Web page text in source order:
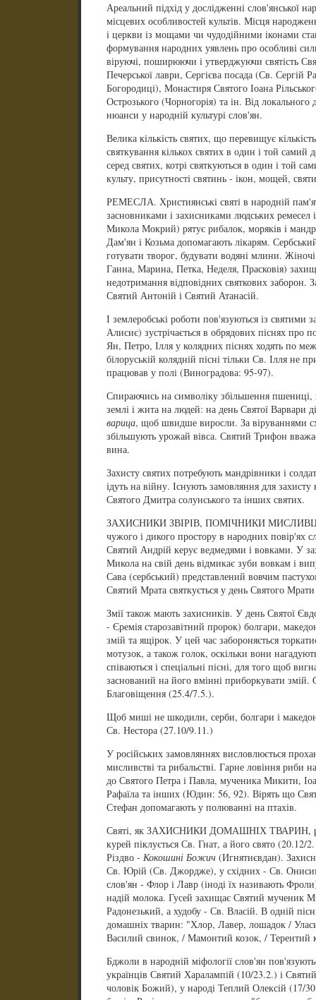
Ареальний підхід у дослідженні слов'янської
місцевих особливостей культів. Місця
і церкви із мощами чи чудодійними іконами
формування народних уявлень про особливі
віруючі, поширюючи і утверджуючи святість
Печерської лаври, Сергієва посада (Св. Сергій
Богородиці), Монастиря Святого Іоана
Острозького (Чорногорія) та ін. Від локального
нюанси у народній культурі слов'ян.
Велика кількість святих, що перевищує
святкування кількох святих в один і той самий
серед святих, котрі святкуються в один і той
культу, присутності святинь - ікон, мощей,
РЕМЕСЛА. Християнські святі в народній
засновниками і захисниками людських
Микола Мокрий) рятує рибалок, моряків і
Дам'ян і Козьма допомагають лікарям.
готувати творог, будувати водяні млини.
Ганна, Марина, Петка, Неделя, Прасковія)
недотримання відповідних святкових заборон.
Святий Антоній і Святий Атанасій.
І землеробські роботи пов'язуються із святими
Алисиє) зустрічається в обрядових піснях про
Ян, Петро, Ілля у колядних піснях ходять по
білоруській колядній пісні тільки Св. Ілля не
працював у полі (Виноградова: 95-97).
Спираючись на символіку збільшення пшениці,
землі і жита на людей: на день Святої Варвари
варица, щоб швидше виросли. За віруваннями
збільшують урожай вівса. Святий Трифон
вина.
Захисту святих потребують мандрівники і
ідуть на війну. Існують замовляння для захисту
Святого Дмитра солунського та інших святих.
ЗАХИСНИКИ ЗВІРІВ, ПОМІЧНИКИ МИСЛИВЦІВ.
чужого і дикого простору в народних повір'ях
Святий Андрій керує ведмедями і вовками. У
Микола на свій день відмикає зуби вовкам і
Сава (сербський) представлений вовчим
Святий Мрата святкується у день Святого
Змії також мають захисників. У день Святої
- Єремія старозавітний пророк) болгари,
змій та ящірок. У цей час забороняється
мотузок, а також голок, оскільки вони
співаються і спеціальні пісні, для того щоб
заснований на його вмінні приборкувати змій.
Благовіщення (25.4/7.5.).
Щоб миші не шкодили, серби, болгари і
Св. Нестора (27.10/9.11.)
У російських замовляннях висловлюється
мисливстві та рибальстві. Гарне ловіння риби
до Святого Петра і Павла, мученика Микити,
Рафаїла та інших (Юдин: 56, 92). Вірять що
Стефан допомагають у полюванні на птахів.
Святі, як ЗАХИСНИКИ ДОМАШНІХ ТВАРИН,
курей піклується Св. Гнат, а його свято (20.12/
Різдво - Кокошині Божич (Игнятиєвдан).
Св. Юрій (Св. Джордже), у східних - Св.
слов'ян - Флор і Лавр (іноді їх називають
надій молока. Гусей захищає Святий мученик
Радонезький, а худобу - Св. Власій. В одній
домашніх тварин: "Хлор, Лавер, лошадок /
Василий свинок, / Мамонтий козок, /
Бджоли в народній міфології слов'ян
українців Святий Харалампій (10/23.2.) і
чоловік Божий), у народі Теплий Олексій (17/